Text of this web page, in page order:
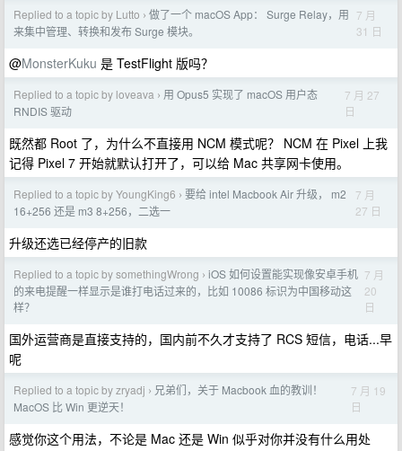
Replied to a topic by Lutto › 做了一个 macOS App： Surge Relay，用
来集中管理、转换和发布 Surge 模块。
7 月
31 日
@MonsterKuku 是 TestFlight 版吗？
Replied to a topic by loveava › 用 Opus5 实现了 macOS 用户态
RNDIS 驱动
7 月 27
日
既然都 Root 了，为什么不直接用 NCM 模式呢？ NCM 在 Pixel 上我
记得 Pixel 7 开始就默认打开了，可以给 Mac 共享网卡使用。
Replied to a topic by YoungKing6 › 要给 intel Macbook Air 升级， m2
16+256 还是 m3 8+256，二选一
7 月
27 日
升级还选已经停产的旧款
Replied to a topic by somethingWrong › iOS 如何设置能实现像安卓手机
的来电提醒一样显示是谁打电话过来的，比如 10086 标识为中国移动这
样？
7 月
20
日
国外运营商是直接支持的，国内前不久才支持了 RCS 短信，电话...早
呢
Replied to a topic by zryadj › 兄弟们，关于 Macbook 血的教训！
MacOS 比 Win 更逆天！
7 月 19
日
感觉你这个用法，不论是 Mac 还是 Win 似乎对你并没有什么用处